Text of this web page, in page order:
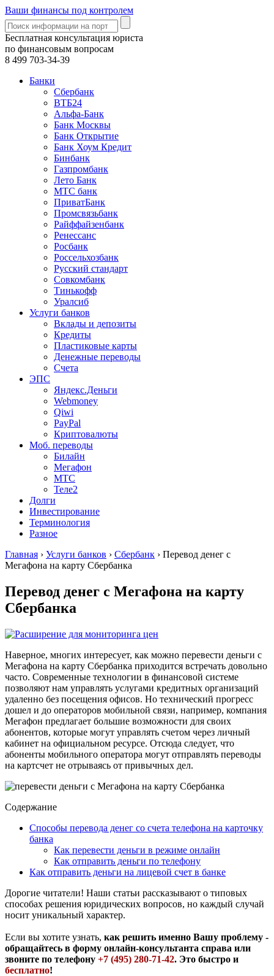
Ваши финансы под контролем
Бесплатная консультация юриста
по финансовым вопросам
8 499 703-34-39
Банки
Сбербанк
ВТБ24
Альфа-Банк
Банк Москвы
Банк Открытие
Банк Хоум Кредит
Бинбанк
Газпромбанк
Лето Банк
МТС банк
ПриватБанк
Промсвязьбанк
Райффайзенбанк
Ренессанс
Росбанк
Россельхозбанк
Русский стандарт
Совкомбанк
Тинькофф
Уралсиб
Услуги банков
Вклады и депозиты
Кредиты
Пластиковые карты
Денежные переводы
Счета
ЭПС
Яндекс.Деньги
Webmoney
Qiwi
PayPal
Криптовалюты
Моб. переводы
Билайн
Мегафон
МТС
Теле2
Долги
Инвестирование
Терминология
Разное
Главная › Услуги банков › Сбербанк › Перевод денег с
Мегафона на карту Сбербанка
Перевод денег с Мегафона на карту
Сбербанка
Наверное, многих интересует, как можно перевести деньги с
Мегафона на карту Сбербанка приходится встречать довольно
часто. Современные технологии в финансовой системе
позволяют нам управлять услугами кредитных организаций
удаленно без посещения офисов. Но технический прогресс
дошел и до операторов мобильной связи, например, компания
Мегафон предлагает большие возможности для своих
абонентов, которые могут управлять счетом через личный
кабинет на официальном ресурсе. Отсюда следует, что
абоненты мобильного оператора могут отправлять переводы
на картсчет не отрываясь от привычных дел.
Содержание
Способы перевода денег со счета телефона на карточку
банка
Как перевести деньги в режиме онлайн
Как отправить деньги по телефону
Как отправить деньги на лицевой счет в банке
Дорогие читатели! Наши статьи рассказывают о типовых
способах решения юридических вопросов, но каждый случай
носит уникальный характер.
Если вы хотите узнать, как решить именно Вашу проблему -
обращайтесь в форму онлайн-консультанта справа или
звоните по телефону +7 (495) 280-71-42. Это быстро и
бесплатно!